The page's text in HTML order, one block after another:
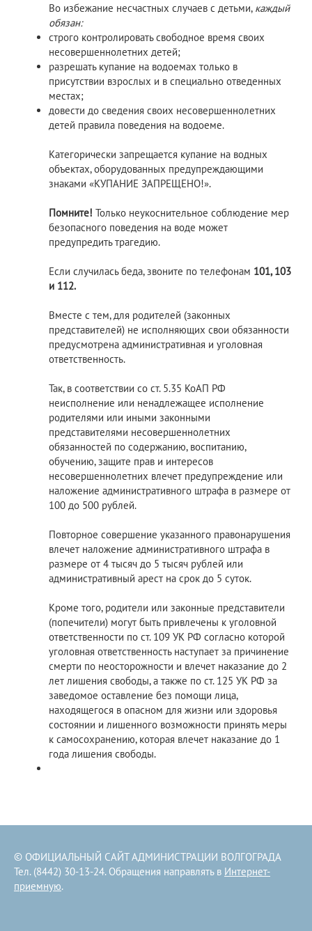
Во избежание несчастных случаев с детьми, каждый
обязан:
строго контролировать свободное время своих
несовершеннолетних детей;
разрешать купание на водоемах только в
присутствии взрослых и в специально отведенных
местах;
довести до сведения своих несовершеннолетних
детей правила поведения на водоеме.
Категорически запрещается купание на водных
объектах, оборудованных предупреждающими
знаками «КУПАНИЕ ЗАПРЕЩЕНО!».
Помните! Только неукоснительное соблюдение мер
безопасного поведения на воде может
предупредить трагедию.
Если случилась беда, звоните по телефонам 101, 103
и 112.
Вместе с тем, для родителей (законных
представителей) не исполняющих свои обязанности
предусмотрена административная и уголовная
ответственность.
Так, в соответствии со ст. 5.35 КоАП РФ
неисполнение или ненадлежащее исполнение
родителями или иными законными
представителями несовершеннолетних
обязанностей по содержанию, воспитанию,
обучению, защите прав и интересов
несовершеннолетних влечет предупреждение или
наложение административного штрафа в размере от
100 до 500 рублей.
Повторное совершение указанного правонарушения
влечет наложение административного штрафа в
размере от 4 тысяч до 5 тысяч рублей или
административный арест на срок до 5 суток.
Кроме того, родители или законные представители
(попечители) могут быть привлечены к уголовной
ответственности по ст. 109 УК РФ согласно которой
уголовная ответственность наступает за причинение
смерти по неосторожности и влечет наказание до 2
лет лишения свободы, а также по ст. 125 УК РФ за
заведомое оставление без помощи лица,
находящегося в опасном для жизни или здоровья
состоянии и лишенного возможности принять меры
к самосохранению, которая влечет наказание до 1
года лишения свободы.
© ОФИЦИАЛЬНЫЙ САЙТ АДМИНИСТРАЦИИ ВОЛГОГРАДА
Тел. (8442) 30-13-24. Обращения направлять в Интернет-
приемную.